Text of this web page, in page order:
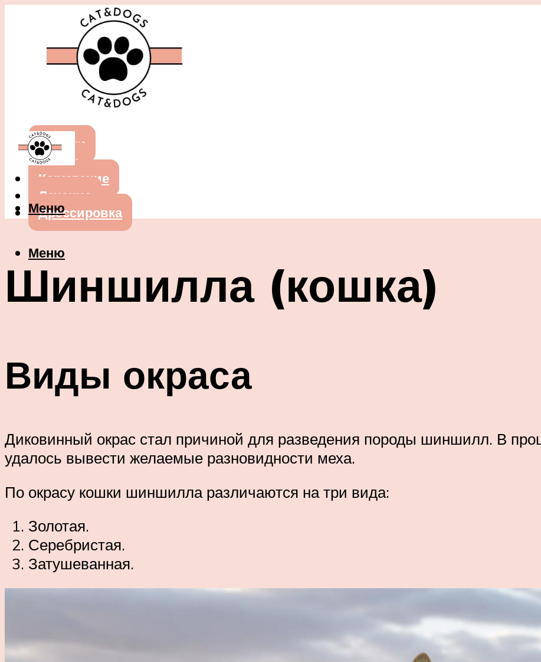
Собаки
Кошки
Кормление
Лечение
Дрессировка
Меню
Меню
Шиншилла (кошка)
Виды окраса
Диковинный окрас стал причиной для разведения породы шиншилл. В
удалось вывести желаемые разновидности меха.
По окрасу кошки шиншилла различаются на три вида:
Золотая.
Серебристая.
Затушеванная.